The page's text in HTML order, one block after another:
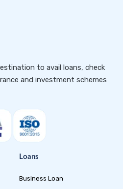
to avail loans, check
and investment schemes
Loans
Business Loan